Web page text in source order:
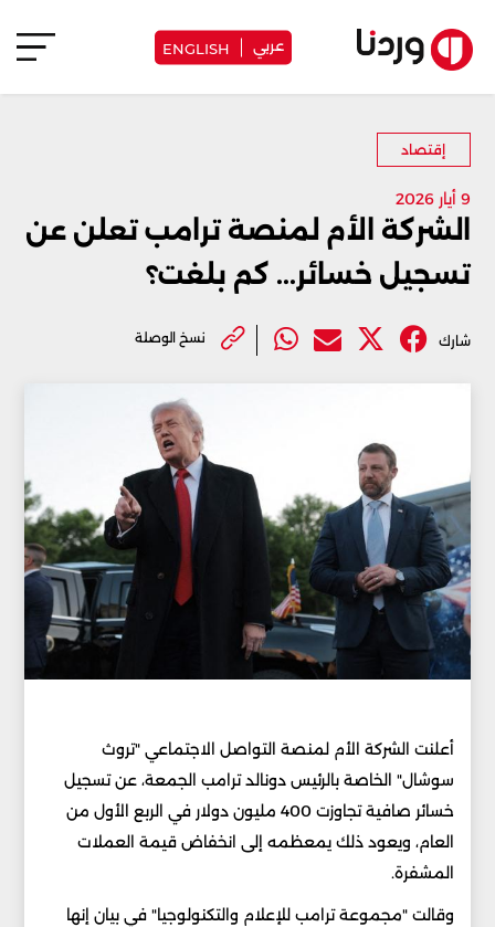
عربي ENGLISH
إقتصاد
9 أيار 2026
الشركة الأم لمنصة ترامب تعلن عن
تسجيل خسائر... كم بلغت؟
شارك نسخ الوصلة
أعلنت الشركة الأم لمنصة التواصل الاجتماعي "تروث
سوشال" الخاصة بالرئيس دونالد ترامب الجمعة، عن تسجيل
خسائر صافية تجاوزت 400 مليون دولار في الربع الأول من
العام، ويعود ذلك يمعظمه إلى انخفاض قيمة العملات
المشفرة.
وقالت "مجموعة ترامب للإعلام والتكنولوجيا" في بيان إنها